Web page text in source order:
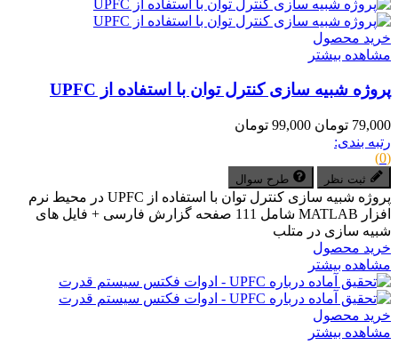
خرید محصول
مشاهده بیشتر
پروژه شبیه سازی کنترل توان با استفاده از UPFC
79,000 تومان
99,000 تومان
رتبه بندی:
(0)
ثبت نظر طرح سوال
پروژه شبیه سازی کنترل توان با استفاده از UPFC در محیط نرم
افزار MATLAB شامل 111 صفحه گزارش فارسی + فایل های
شبیه سازی در متلب
خرید محصول
مشاهده بیشتر
خرید محصول
مشاهده بیشتر